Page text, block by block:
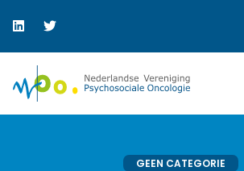
GEEN CATEGORIE